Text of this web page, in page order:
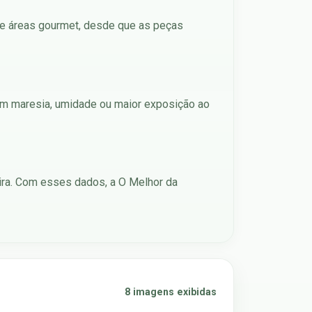
áreas gourmet, desde que as peças
maresia, umidade ou maior exposição ao
Com esses dados, a O Melhor da
8 imagens exibidas